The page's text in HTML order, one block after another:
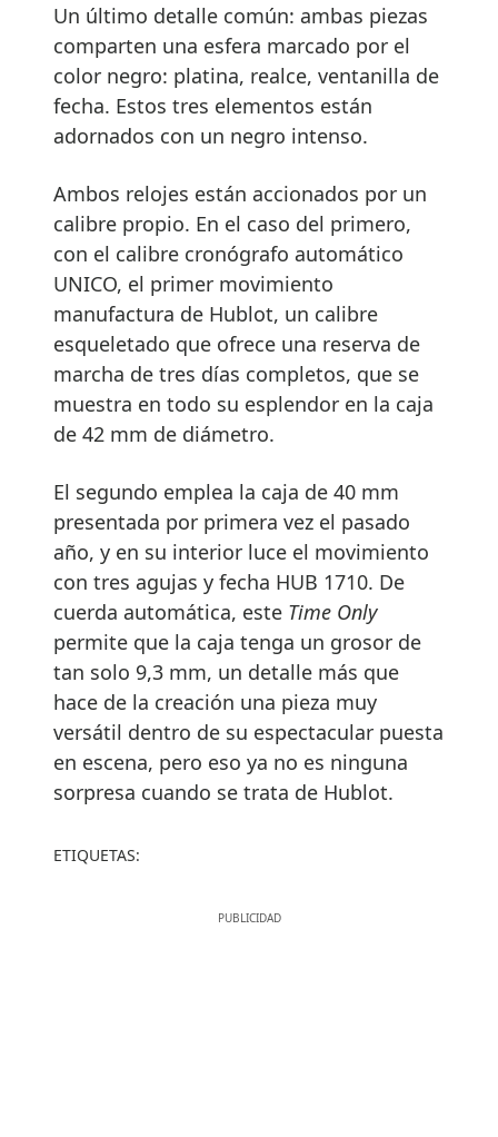
Un último detalle común: ambas piezas
comparten una esfera marcado por el
color negro: platina, realce, ventanilla de
fecha. Estos tres elementos están
adornados con un negro intenso.
Ambos relojes están accionados por un
calibre propio. En el caso del primero,
con el calibre cronógrafo automático
UNICO, el primer movimiento
manufactura de Hublot, un calibre
esqueletado que ofrece una reserva de
marcha de tres días completos, que se
muestra en todo su esplendor en la caja
de 42 mm de diámetro.
El segundo emplea la caja de 40 mm
presentada por primera vez el pasado
año, y en su interior luce el movimiento
con tres agujas y fecha HUB 1710. De
cuerda automática, este Time Only
permite que la caja tenga un grosor de
tan solo 9,3 mm, un detalle más que
hace de la creación una pieza muy
versátil dentro de su espectacular puesta
en escena, pero eso ya no es ninguna
sorpresa cuando se trata de Hublot.
ETIQUETAS: